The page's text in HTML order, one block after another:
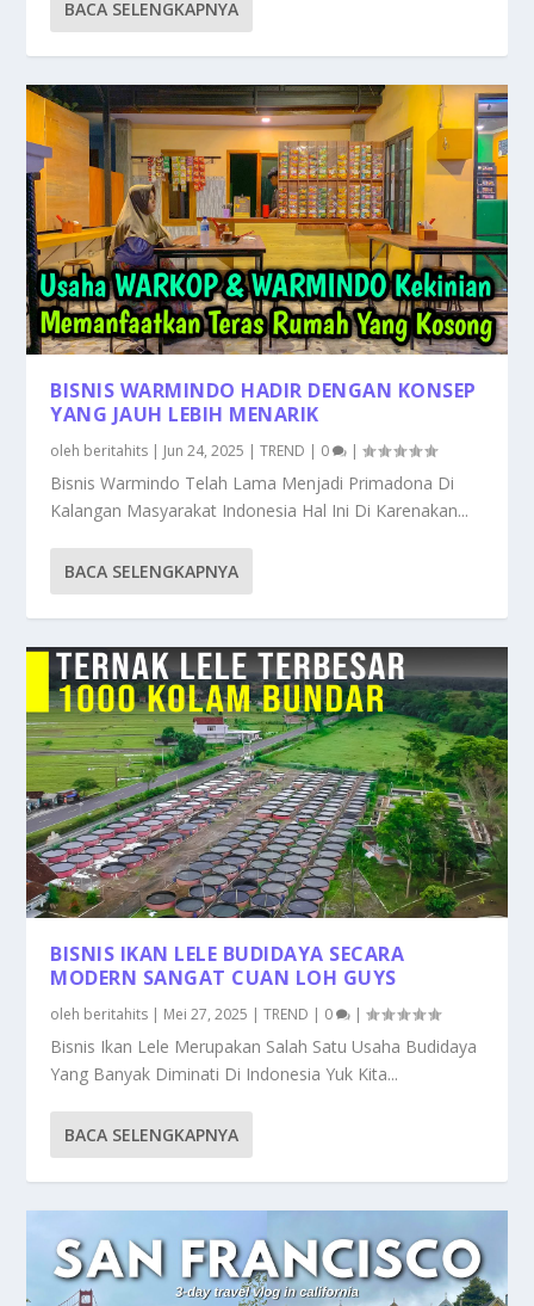
BACA SELENGKAPNYA
BISNIS WARMINDO HADIR DENGAN KONSEP
YANG JAUH LEBIH MENARIK
oleh beritahits | Jun 24, 2025 |TREND | 0 |
Bisnis Warmindo Telah Lama Menjadi Primadona Di
Kalangan Masyarakat Indonesia Hal Ini Di Karenakan...
BACA SELENGKAPNYA
BISNIS IKAN LELE BUDIDAYA SECARA
MODERN SANGAT CUAN LOH GUYS
oleh beritahits | Mei 27, 2025 |TREND | 0 |
Bisnis Ikan Lele Merupakan Salah Satu Usaha Budidaya
Yang Banyak Diminati Di Indonesia Yuk Kita...
BACA SELENGKAPNYA